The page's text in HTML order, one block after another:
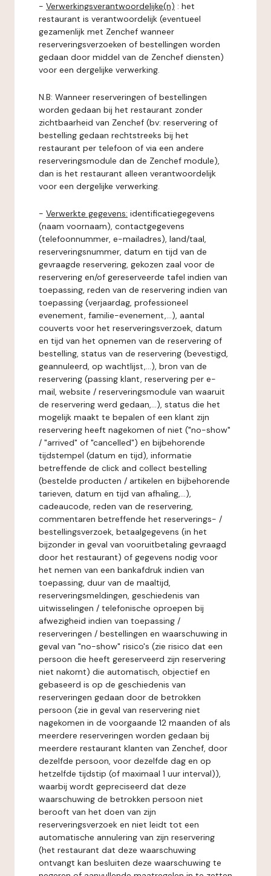
- Verwerkingsverantwoordelijke(n) : het
restaurant is verantwoordelijk (eventueel
gezamenlijk met Zenchef wanneer
reserveringsverzoeken of bestellingen worden
gedaan door middel van de Zenchef diensten)
voor een dergelijke verwerking.
N.B: Wanneer reserveringen of bestellingen
worden gedaan bij het restaurant zonder
zichtbaarheid van Zenchef (bv: reservering of
bestelling gedaan rechtstreeks bij het
restaurant per telefoon of via een andere
reserveringsmodule dan de Zenchef module),
dan is het restaurant alleen verantwoordelijk
voor een dergelijke verwerking.
- Verwerkte gegevens: identificatiegegevens
(naam voornaam), contactgegevens
(telefoonnummer, e-mailadres), land/taal,
reserveringsnummer, datum en tijd van de
gevraagde reservering, gekozen zaal voor de
reservering en/of gereserveerde tafel indien van
toepassing, reden van de reservering indien van
toepassing (verjaardag, professioneel
evenement, familie-evenement,...), aantal
couverts voor het reserveringsverzoek, datum
en tijd van het opnemen van de reservering of
bestelling, status van de reservering (bevestigd,
geannuleerd, op wachtlijst,...), bron van de
reservering (passing klant, reservering per e-
mail, website / reserveringsmodule van waaruit
de reservering werd gedaan,...), status die het
mogelijk maakt te bepalen of een klant zijn
reservering heeft nagekomen of niet ("no-show"
/ "arrived" of "cancelled") en bijbehorende
tijdstempel (datum en tijd), informatie
betreffende de click and collect bestelling
(bestelde producten / artikelen en bijbehorende
tarieven, datum en tijd van afhaling,...),
cadeaucode, reden van de reservering,
commentaren betreffende het reserverings- /
bestellingsverzoek, betaalgegevens (in het
bijzonder in geval van vooruitbetaling gevraagd
door het restaurant) of gegevens nodig voor
het nemen van een bankafdruk indien van
toepassing, duur van de maaltijd,
reserveringsmeldingen, geschiedenis van
uitwisselingen / telefonische oproepen bij
afwezigheid indien van toepassing /
reserveringen / bestellingen en waarschuwing in
geval van "no-show" risico's (zie risico dat een
persoon die heeft gereserveerd zijn reservering
niet nakomt) die automatisch, objectief en
gebaseerd is op de geschiedenis van
reserveringen gedaan door de betrokken
persoon (zie in geval van reservering niet
nagekomen in de voorgaande 12 maanden of als
meerdere reserveringen worden gedaan bij
meerdere restaurant klanten van Zenchef, door
dezelfde persoon, voor dezelfde dag en op
hetzelfde tijdstip (of maximaal 1 uur interval)),
waarbij wordt gepreciseerd dat deze
waarschuwing de betrokken persoon niet
berooft van het doen van zijn
reserveringsverzoek en niet leidt tot een
automatische annulering van zijn reservering
(het restaurant dat deze waarschuwing
ontvangt kan besluiten deze waarschuwing te